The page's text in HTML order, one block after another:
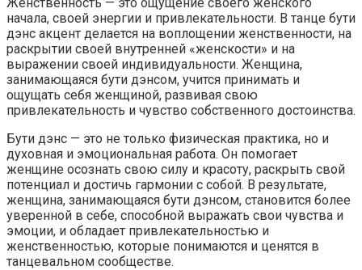
начала, своей энергии и привлекательности. В танце бути
дэнс акцент делается на воплощении женственности, на
раскрытии своей внутренней «женскости» и на
выражении своей индивидуальности. Женщина,
занимающаяся бути дэнсом, учится принимать и
ощущать себя женщиной, развивая свою
привлекательность и чувство собственного достоинства.
Бути дэнс — это не только физическая практика, но и
духовная и эмоциональная работа. Он помогает
женщине осознать свою силу и красоту, раскрыть свой
потенциал и достичь гармонии с собой. В результате,
женщина, занимающаяся бути дэнсом, становится более
уверенной в себе, способной выражать свои чувства и
эмоции, и обладает привлекательностью и
женственностью, которые понимаются и ценятся в
танцевальном сообществе.